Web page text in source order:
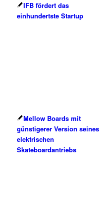
IFB fördert das
einhundertste Startup
Mellow Boards mit
günstigerer Version seines
elektrischen
Skateboardantriebs